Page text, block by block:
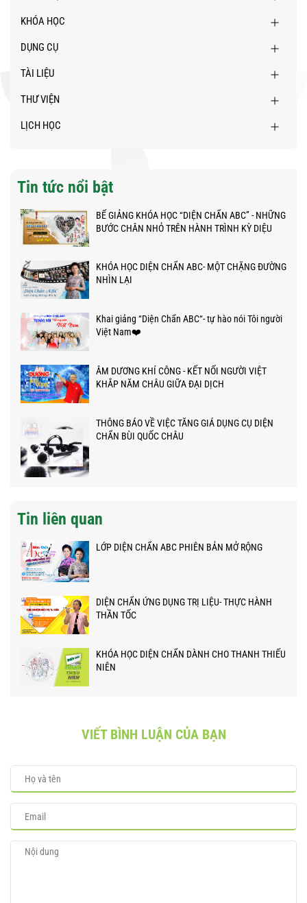
KHÓA HỌC
DỤNG CỤ
TÀI LIỆU
THƯ VIỆN
LỊCH HỌC
Tin tức nổi bật
BẾ GIẢNG KHÓA HỌC “DIỆN CHẨN ABC” - NHỮNG
BƯỚC CHÂN NHỎ TRÊN HÀNH TRÌNH KỲ DIỆU
KHÓA HỌC DIỆN CHẨN ABC- MỘT CHẶNG ĐƯỜNG
NHÌN LẠI
Khai giảng “Diện Chẩn ABC“- tự hào nói Tôi người
Việt Nam❤️
ÂM DƯƠNG KHÍ CÔNG - KẾT NỐI NGƯỜI VIỆT
KHẮP NĂM CHÂU GIỮA ĐẠI DỊCH
THÔNG BÁO VỀ VIỆC TĂNG GIÁ DỤNG CỤ DIỆN
CHẨN BÙI QUỐC CHÂU
Tin liên quan
LỚP DIỆN CHẨN ABC PHIÊN BẢN MỞ RỘNG
DIỆN CHẨN ỨNG DỤNG TRỊ LIỆU- THỰC HÀNH
THẦN TỐC
KHÓA HỌC DIỆN CHẨN DÀNH CHO THANH THIẾU
NIÊN
VIẾT BÌNH LUẬN CỦA BẠN